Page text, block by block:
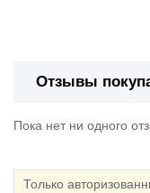
Отзывы
Пока нет ни одного
Только